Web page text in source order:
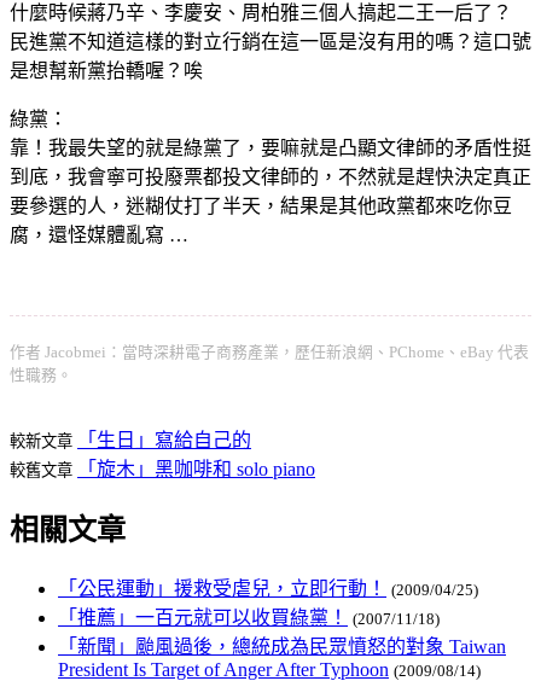
什麼時候蔣乃辛、李慶安、周柏雅三個人搞起二王一后了？
民進黨不知道這樣的對立行銷在這一區是沒有用的嗎？這口號
是想幫新黨抬轎喔？唉
綠黨：
靠！我最失望的就是綠黨了，要嘛就是凸顯文律師的矛盾性挺
到底，我會寧可投廢票都投文律師的，不然就是趕快決定真正
要參選的人，迷糊仗打了半天，結果是其他政黨都來吃你豆
腐，還怪媒體亂寫 …
作者 Jacobmei：當時深耕電子商務產業，歷任新浪網、PChome、eBay 代表
性職務。
較新文章 「生日」寫給自己的
較舊文章 「旋木」黑咖啡和 solo piano
相關文章
「公民運動」援救受虐兒，立即行動！ (2009/04/25)
「推薦」一百元就可以收買綠黨！ (2007/11/18)
「新聞」颱風過後，總統成為民眾憤怒的對象 Taiwan
President Is Target of Anger After Typhoon (2009/08/14)